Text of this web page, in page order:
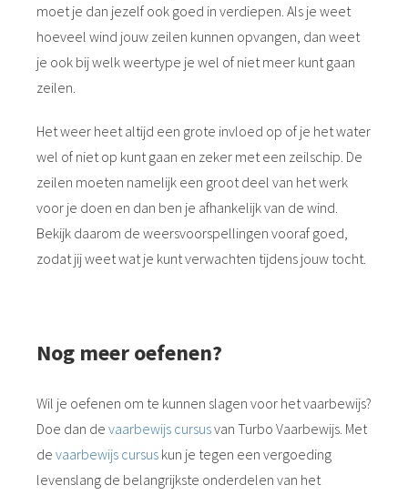
moet je dan jezelf ook goed in verdiepen. Als je weet
hoeveel wind jouw zeilen kunnen opvangen, dan weet
je ook bij welk weertype je wel of niet meer kunt gaan
zeilen.
Het weer heet altijd een grote invloed op of je het water
wel of niet op kunt gaan en zeker met een zeilschip. De
zeilen moeten namelijk een groot deel van het werk
voor je doen en dan ben je afhankelijk van de wind.
Bekijk daarom de weersvoorspellingen vooraf goed,
zodat jij weet wat je kunt verwachten tijdens jouw tocht.
Nog meer oefenen?
Wil je oefenen om te kunnen slagen voor het vaarbewijs?
Doe dan de vaarbewijs cursusvan Turbo Vaarbewijs. Met
de vaarbewijs cursus kun je tegen een vergoeding
levenslang de belangrijkste onderdelen van het